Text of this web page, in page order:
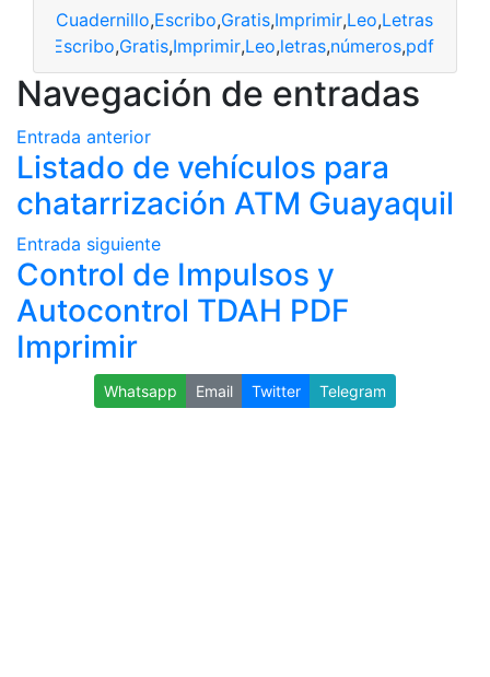
Cuadernillo,Escribo,Gratis,Imprimir,Leo,Letras
Escribo,Gratis,Imprimir,Leo,letras,números,pdf
Navegación de entradas
Entrada anterior
Listado de vehículos para
chatarrización ATM Guayaquil
Entrada siguiente
Control de Impulsos y
Autocontrol TDAH PDF
Imprimir
Whatsapp Email Twitter Telegram